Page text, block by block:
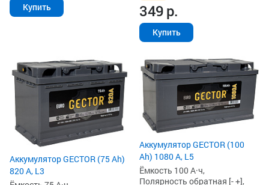
Купить 349р.
Купить
Аккумулятор GECTOR (75 Ah)
820 А, L3
Аккумулятор GECTOR (100
Ah) 1080 А, L5
Ёмкость 100 А·ч,
Полярность обратная [- +],